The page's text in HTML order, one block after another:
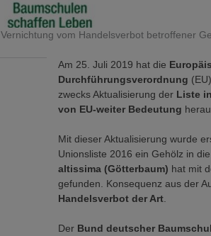
vom Handelsverbot betroffener
Am 25. Juli 2019 hat die
Durchführungsverordnung
zwecks Aktualisierung der Liste
von EU-weiter Bedeutung
Mit dieser Aktualisierung wurde
Unionsliste 2016 ein Gehölz in
altissima (Götterbaum) hat mit
gefunden. Konsequenz aus der
Handelsverbot der Art
Der Bund deutscher